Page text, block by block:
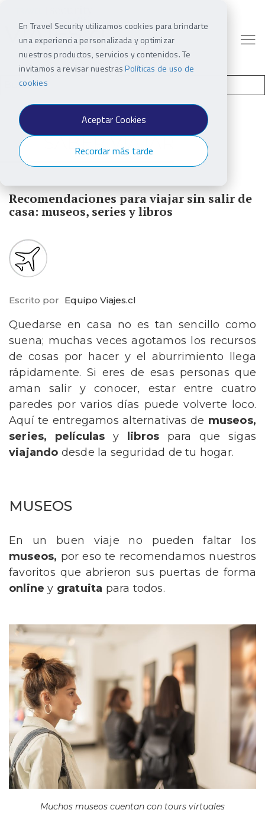
En Travel Security utilizamos cookies para brindarte
una experiencia personalizada y optimizar
nuestros productos, servicios y contenidos. Te
invitamos a revisar nuestrasPolíticas de uso de
cookies
Aceptar Cookies
Recordar más tarde
SABER VIAJAR
Recomendaciones para viajar sin salir de
casa: museos, series y libros
Escrito por Equipo Viajes.cl
Quedarse en casa no es tan sencillo como
suena; muchas veces agotamos los recursos
de cosas por hacer y el aburrimiento llega
rápidamente. Si eres de esas personas que
aman salir y conocer, estar entre cuatro
paredes por varios días puede volverte loco.
Aquí te entregamos alternativas de museos,
series, películas y libros para que sigas
viajando desde la seguridad de tu hogar.
MUSEOS
En un buen viaje no pueden faltar los
museos, por eso te recomendamos nuestros
favoritos que abrieron sus puertas de forma
online y gratuita para todos.
Muchos museos cuentan con tours virtuales